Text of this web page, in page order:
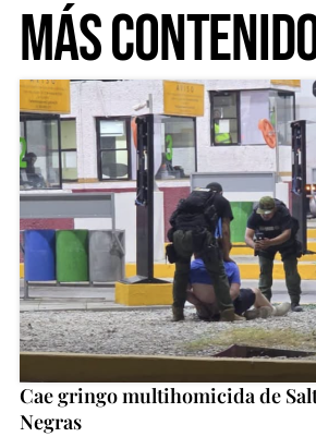
Más
Cae gringo multihomicida de
Negras